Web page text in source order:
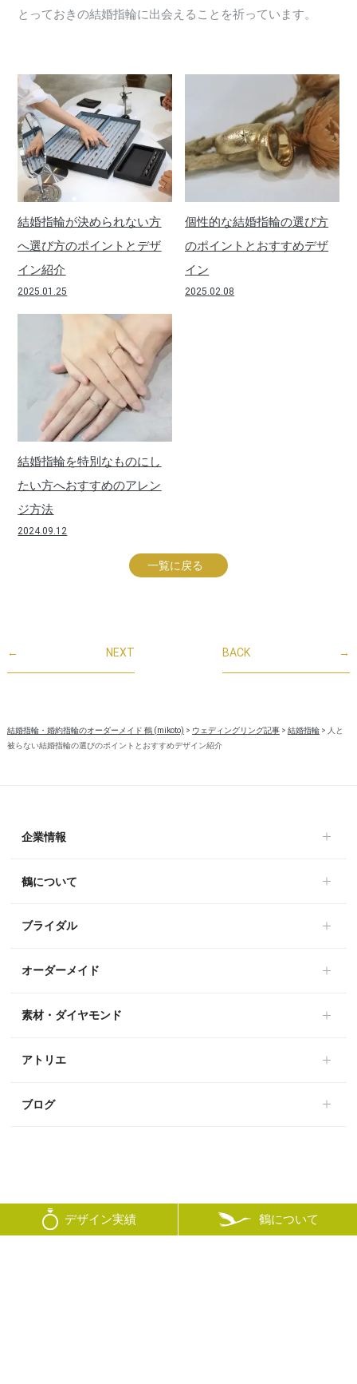
デザイン実績 鶴について
とっておきの結婚指輪に出会えることを祈っています。
結婚指輪が決められない方
へ選び方のポイントとデザ
イン紹介
2025.01.25
個性的な結婚指輪の選び方
のポイントとおすすめデザ
イン
2025.02.08
結婚指輪を特別なものにし
たい方へおすすめのアレン
ジ方法
2024.09.12
一覧に戻る
← NEXT →
BACK
結婚指輪・婚約指輪のオーダーメイド 鶴 (mikoto) > ウェディングリング記事> 結婚指輪> 人と
被らない結婚指輪の選びのポイントとおすすめデザイン紹介
企業情報
鶴について
ブライダル
オーダーメイド
素材・ダイヤモンド
アトリエ
ブログ